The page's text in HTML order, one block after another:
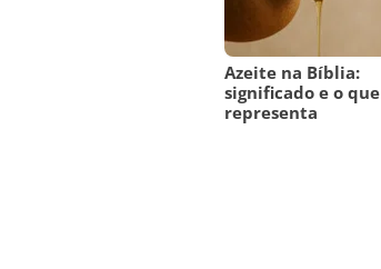
Azeite na Bíblia:
significado e o que
representa